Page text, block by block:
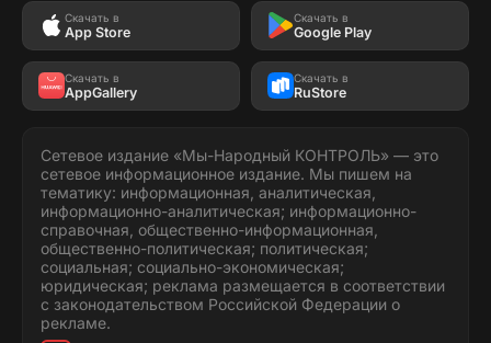
Скачать в
App Store
Скачать в
Google Play
Скачать в
AppGallery
Скачать в
RuStore
Сетевое издание «Мы-Народный КОНТРОЛЬ» — это
сетевое информационное издание. Мы пишем на
тематику: информационная, аналитическая,
информационно-аналитическая; информационно-
справочная, общественно-информационная,
общественно-политическая; политическая;
социальная; социально-экономическая;
юридическая; реклама размещается в соответствии
с законодательством Российской Федерации о
рекламе.